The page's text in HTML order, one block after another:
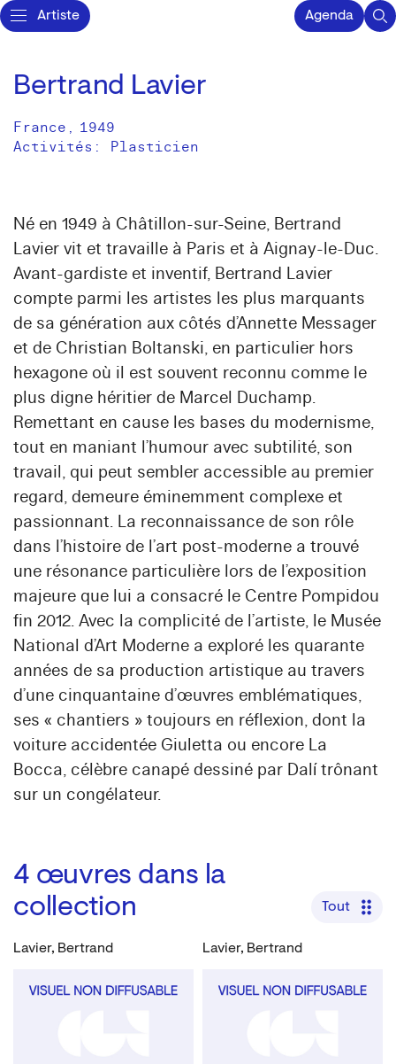
Artiste Agenda
Bertrand Lavier
France , 1949
Activités: Plasticien
Né en 1949 à Châtillon-sur-Seine, Bertrand
Lavier vit et travaille à Paris et à Aignay-le-Duc.
Avant-gardiste et inventif, Bertrand Lavier
compte parmi les artistes les plus marquants
de sa génération aux côtés d’Annette Messager
et de Christian Boltanski, en particulier hors
hexagone où il est souvent reconnu comme le
plus digne héritier de Marcel Duchamp.
Remettant en cause les bases du modernisme,
tout en maniant l’humour avec subtilité, son
travail, qui peut sembler accessible au premier
regard, demeure éminemment complexe et
passionnant. La reconnaissance de son rôle
dans l’histoire de l’art post-moderne a trouvé
une résonance particulière lors de l’exposition
majeure que lui a consacré le Centre Pompidou
fin 2012. Avec la complicité de l’artiste, le Musée
National d’Art Moderne a exploré les quarante
années de sa production artistique au travers
d’une cinquantaine d’œuvres emblématiques,
ses « chantiers » toujours en réflexion, dont la
voiture accidentée Giuletta ou encore La
Bocca, célèbre canapé dessiné par Dalí trônant
sur un congélateur.
4 œuvres dans la
collection
Tout
Lavier, Bertrand Lavier, Bertrand